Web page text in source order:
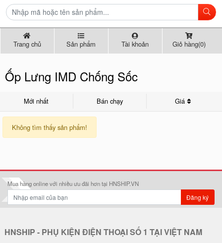
Trang chủ Sản phẩm Tài khoản Giỏ hàng(0)
Ốp Lưng IMD Chống Sốc
Mới nhất Bán chạy Giá
Không tìm thấy sản phẩm!
Mua hàng online với nhiều ưu đãi hơn tại HNSHIP.VN
Đăng ký
HNSHIP - PHỤ KIỆN ĐIỆN THOẠI SỐ 1 TẠI VIỆT NAM